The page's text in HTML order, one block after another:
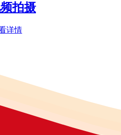
拍摄